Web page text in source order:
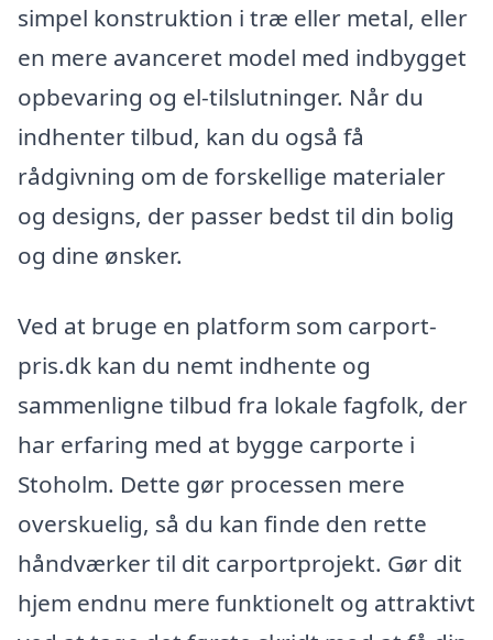
simpel konstruktion i træ eller metal, eller
en mere avanceret model med indbygget
opbevaring og el-tilslutninger. Når du
indhenter tilbud, kan du også få
rådgivning om de forskellige materialer
og designs, der passer bedst til din bolig
og dine ønsker.
Ved at bruge en platform som carport-
pris.dk kan du nemt indhente og
sammenligne tilbud fra lokale fagfolk, der
har erfaring med at bygge carporte i
Stoholm. Dette gør processen mere
overskuelig, så du kan finde den rette
håndværker til dit carportprojekt. Gør dit
hjem endnu mere funktionelt og attraktivt